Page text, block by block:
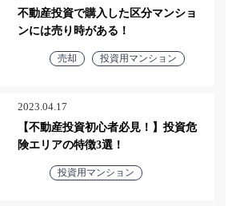
不動産投資で購入した区分マンショ
ンには売り時がある！
売却 投資用マンション
2023.04.17
【不動産投資初心者必見！】投資危
険エリアの特徴3選！
投資用マンション